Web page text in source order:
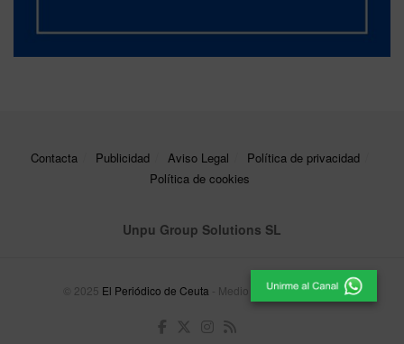
Contacta Publicidad Aviso Legal
Política de privacidad
Política de cookies
Unpu Group Solutions SL
© 2025 El Periódico de Ceuta - Medio de Comunicación